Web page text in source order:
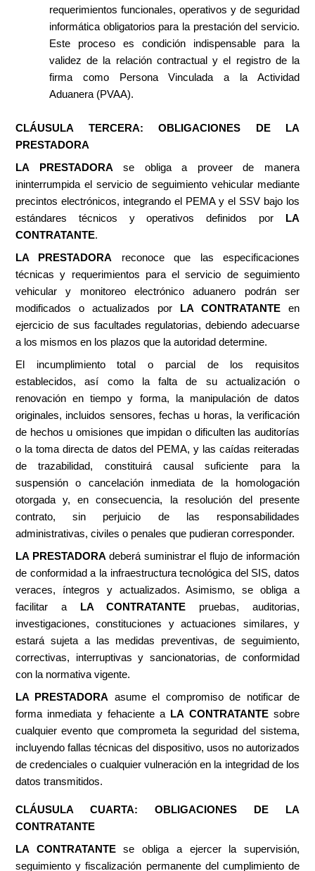
requerimientos funcionales, operativos y de seguridad
informática obligatorios para la prestación del servicio.
Este proceso es condición indispensable para la
validez de la relación contractual y el registro de la
firma como Persona Vinculada a la Actividad
Aduanera (PVAA).
CLÁUSULA TERCERA: OBLIGACIONES DE LA
PRESTADORA
LA PRESTADORA se obliga a proveer de manera
ininterrumpida el servicio de seguimiento vehicular mediante
precintos electrónicos, integrando el PEMA y el SSV bajo los
estándares técnicos y operativos definidos por
LA
CONTRATANTE.
LA PRESTADORA reconoce que las especificaciones
técnicas y requerimientos para el servicio de seguimiento
vehicular y monitoreo electrónico aduanero podrán ser
modificados o actualizados por
LA CONTRATANTE en
ejercicio de sus facultades regulatorias, debiendo adecuarse
a los mismos en los plazos que la autoridad determine.
El incumplimiento total o parcial de los requisitos
establecidos, así como la falta de su actualización o
renovación en tiempo y forma, la manipulación de datos
originales, incluidos sensores, fechas u horas, la verificación
de hechos u omisiones que impidan o dificulten las auditorías
o la toma directa de datos del PEMA, y las caídas reiteradas
de trazabilidad, constituirá causal suficiente para la
suspensión o cancelación inmediata de la homologación
otorgada y, en consecuencia, la resolución del presente
contrato, sin perjuicio de las responsabilidades
administrativas, civiles o penales que pudieran corresponder.
LA PRESTADORA deberá suministrar el flujo de información
de conformidad a la infraestructura tecnológica del SIS, datos
veraces, íntegros y actualizados. Asimismo, se obliga a
facilitar a
LA CONTRATANTE pruebas, auditorias,
investigaciones, constituciones y actuaciones similares, y
estará sujeta a las medidas preventivas, de seguimiento,
correctivas, interruptivas y sancionatorias, de conformidad
con la normativa vigente.
LA PRESTADORA asume el compromiso de notificar de
forma inmediata y fehaciente a
LA CONTRATANTEsobre
cualquier evento que comprometa la seguridad del sistema,
incluyendo fallas técnicas del dispositivo, usos no autorizados
de credenciales o cualquier vulneración en la integridad de los
datos transmitidos.
CLÁUSULA CUARTA: OBLIGACIONES DE LA
CONTRATANTE
LA CONTRATANTEse obliga a ejercer la supervisión,
seguimiento y fiscalización permanente del cumplimiento de